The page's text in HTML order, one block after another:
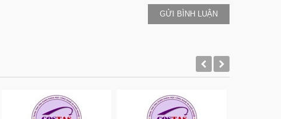
GỬI BÌNH LUẬN